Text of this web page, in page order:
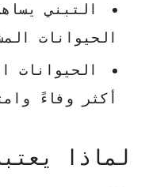
التبني
الحيوانات
الحيوانات
أكثر وفاءً
لماذا